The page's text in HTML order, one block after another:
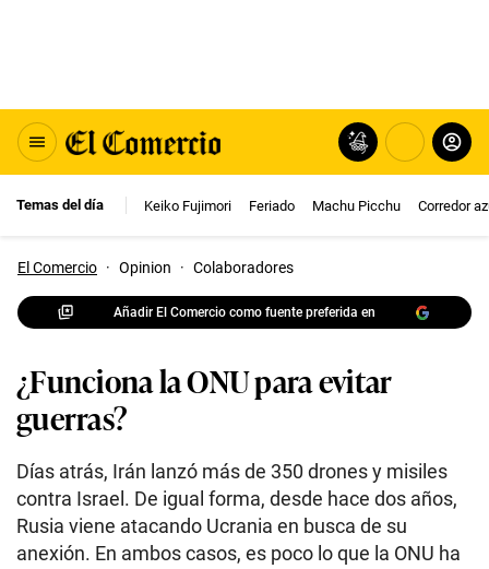
Temas del día Keiko Fujimori Feriado Machu Picchu Corredor
El Comercio · Opinion · Colaboradores
Añadir El Comercio como fuente preferida en
¿Funciona la ONU para evitar
guerras?
Días atrás, Irán lanzó más de 350 drones y misiles
contra Israel. De igual forma, desde hace dos años,
Rusia viene atacando Ucrania en busca de su
anexión. En ambos casos, es poco lo que la ONU ha